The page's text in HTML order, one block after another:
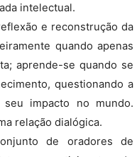
intelectual.
e reconstrução da
quando apenas
aprende-se quando se
questionando a
impacto no mundo.
relação dialógica.
de oradores de